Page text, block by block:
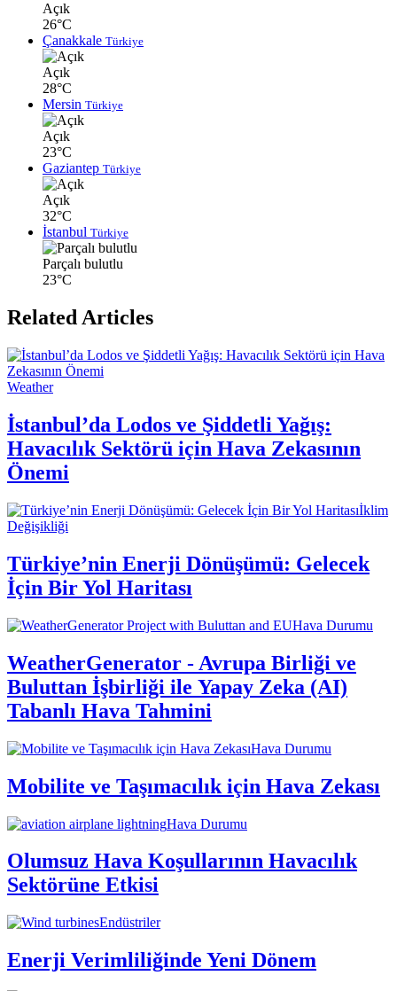
Açık
26°C
Çanakkale Türkiye
Açık
28°C
Mersin Türkiye
Açık
23°C
Gaziantep Türkiye
Açık
32°C
İstanbul Türkiye
Parçalı bulutlu
23°C
Related Articles
Weather
İstanbul’da Lodos ve Şiddetli Yağış:
Havacılık Sektörü için Hava Zekasının
Önemi
İklim
Değişikliği
Türkiye’nin Enerji Dönüşümü: Gelecek
İçin Bir Yol Haritası
Hava Durumu
WeatherGenerator - Avrupa Birliği ve
Buluttan İşbirliği ile Yapay Zeka (AI)
Tabanlı Hava Tahmini
Hava Durumu
Mobilite ve Taşımacılık için Hava Zekası
Hava Durumu
Olumsuz Hava Koşullarının Havacılık
Sektörüne Etkisi
Endüstriler
Enerji Verimliliğinde Yeni Dönem